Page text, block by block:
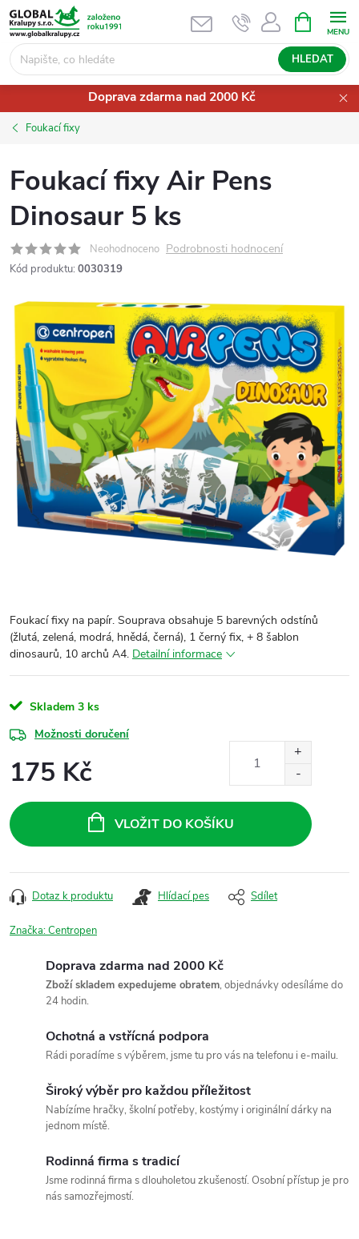
Přejít
na
obsah
HLEDAT
NÁKUPNÍ
KOŠÍK
Doprava zdarma nad 2000 Kč
Foukací fixy
Foukací fixy Air Pens
Dinosaur 5 ks
Neohodnoceno Podrobnosti hodnocení
Kód produktu: 0030319
Foukací fixy na papír. Souprava obsahuje 5 barevných odstínů
(žlutá, zelená, modrá, hnědá, černá), 1 černý fix, + 8 šablon
dinosaurů, 10 archů A4. Detailní informace
Skladem 3 ks
Možnosti doručení
175 Kč
cena:
VLOŽIT DO KOŠÍKU
Dotaz k produktu Hlídací pes Sdílet
Značka:Centropen
Doprava zdarma nad 2000 Kč
Zboží skladem expedujeme obratem, objednávky odesíláme do
24 hodin.
Ochotná a vstřícná podpora
Rádi poradíme s výběrem, jsme tu pro vás na telefonu i e-mailu.
Široký výběr pro každou příležitost
Nabízíme hračky, školní potřeby, kostýmy i originální dárky na
jednom místě.
Rodinná firma s tradicí
Jsme rodinná firma s dlouholetou zkušeností. Osobní přístup je pro
nás samozřejmostí.